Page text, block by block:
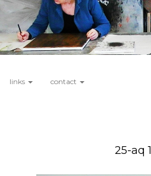
links contact
25-aq 1